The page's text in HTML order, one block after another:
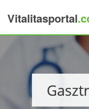
Vitalitasportal
×